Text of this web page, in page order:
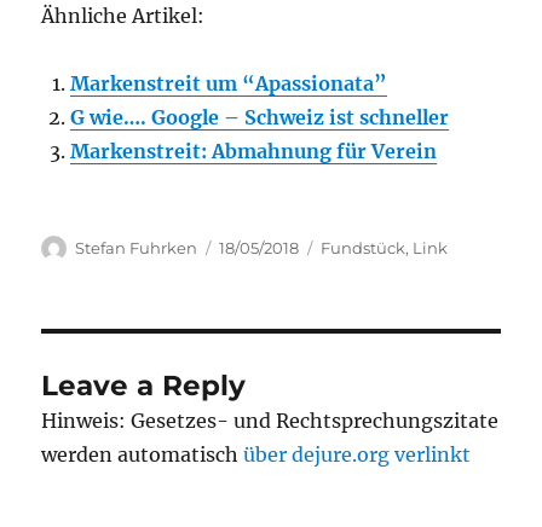
Ähnliche Artikel:
Markenstreit um “Apassionata”
G wie…. Google – Schweiz ist schneller
Markenstreit: Abmahnung für Verein
Author
Stefan Fuhrken
Posted
18/05/2018 Categories
Fundstück, Link
Leave a Reply
Hinweis: Gesetzes- und Rechtsprechungszitate
werden automatischüber dejure.org verlinkt